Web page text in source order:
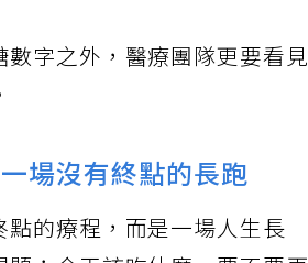
字之外，醫療團隊更要看見
場沒有終點的長跑
的療程，而是一場人生長